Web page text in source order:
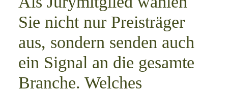
Sie nicht nur Preisträger
aus, sondern senden auch
ein Signal an die gesamte
Branche. Welches